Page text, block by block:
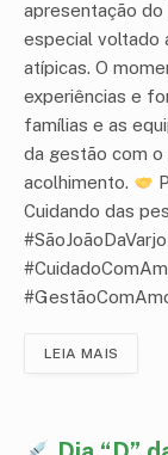
apresentação
especial voltado
atípicas. O
experiências e
famílias e as
da gestão com o
acolhimento.
Cuidando das
LEIA MAIS